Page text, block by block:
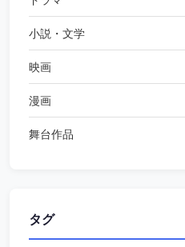
小説・文学
映画
漫画
舞台作品
タグ